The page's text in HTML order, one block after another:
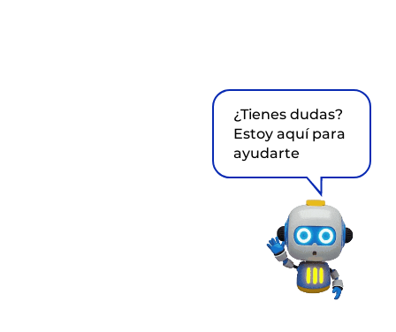
¿Tienes dudas?
Estoy aquí para
ayudarte